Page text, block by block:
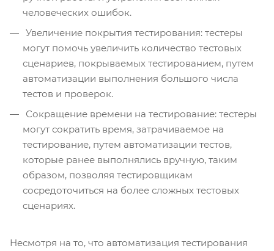
человеческих ошибок.
Увеличение покрытия тестирования: тестеры
могут помочь увеличить количество тестовых
сценариев, покрываемых тестированием, путем
автоматизации выполнения большого числа
тестов и проверок.
Сокращение времени на тестирование: тестеры
могут сократить время, затрачиваемое на
тестирование, путем автоматизации тестов,
которые ранее выполнялись вручную, таким
образом, позволяя тестировщикам
сосредоточиться на более сложных тестовых
сценариях.
Несмотря на то, что автоматизация тестирования